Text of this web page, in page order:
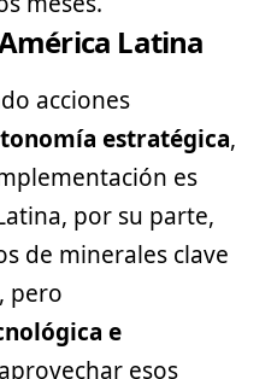
Latina
acciones
estratégica,
es
por su parte,
de minerales clave
pero
e
esos